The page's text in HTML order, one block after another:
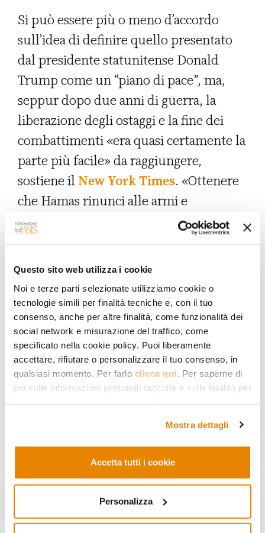
Questo sito web utilizza i cookie
Noi e terze parti selezionate utilizziamo cookie o
tecnologie simili per finalità tecniche e, con il tuo
consenso, anche per altre finalità, come funzionalità dei
social network e misurazione del traffico, come
specificato nella cookie policy. Puoi liberamente
accettare, rifiutare o personalizzare il tuo consenso, in
qualsiasi momento. Per farlo clicca qui . Per saperne di
più sulle informazioni personali raccolte e sulle finalità per
Mostra dettagli
Accetta tutti i cookie
Personalizza
Si può essere più o meno d’accordo
sull’idea di definire quello presentato
dal presidente statunitense Donald
Trump come un “piano di pace”, ma,
seppur dopo due anni di guerra, la
liberazione degli ostaggi e la fine dei
combattimenti «era quasi certamente la
parte più facile» da raggiungere,
sostiene ilNew York Times. «Ottenere
che Hamas rinunci alle armi e
smilitarizzare la Striscia di Gaza –
prerequisiti fondamentali affinché
Gaza, come hanno ribadito lunedì sia il
presidente Trump che il primo ministro
Benyamin Netanyahu – potrebbe
rivelarsi molto più difficile», specifica il
quotidiano statunitense. Gli altri punti
dell’accordo toccano infatti questioni
«complicate e spinose [come
l’istituzione di una forza di sicurezza
internazionale e la creazione di un
comitato di governo palestinese
temporaneo], tanto che alla fine sono
state escluse dai colloqui sul cessate il
fuoco e rimandate a una seconda fase di